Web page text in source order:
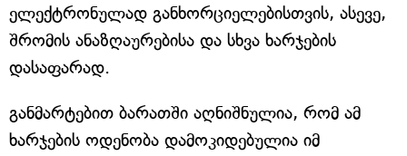
ელექტრონულად განხორციელებისთვის, ასევე,
შრომის ანაზღაურებისა და სხვა ხარჯების
დასაფარად.
განმარტებით ბარათში აღნიშნულია, რომ ამ
ხარჯების ოდენობა დამოკიდებულია იმ